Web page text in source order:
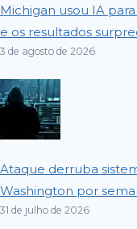
Michigan usou IA
e os resultados
3 de agosto de 2026
Ataque derruba
Washington por
31 de julho de 2026